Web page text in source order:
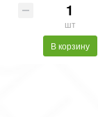
шт
В корзину